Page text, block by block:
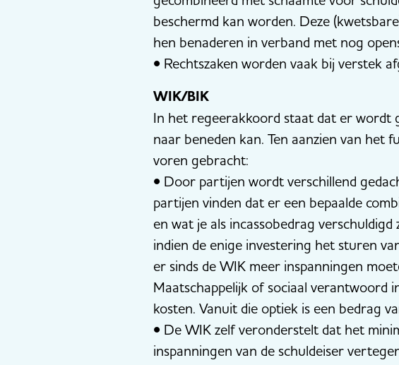
beschermd kan worden. Deze
hen benaderen in verband met nog
• Rechtszaken worden vaak bij verstek
WIK/BIK
In het regeerakkoord staat dat er wordt
naar beneden kan. Ten aanzien van het
voren gebracht:
• Door partijen wordt verschillend
partijen vinden dat er een bepaalde
en wat je als incassobedrag
indien de enige investering het sturen
er sinds de WIK meer inspanningen
Maatschappelijk of sociaal verantwoord
kosten. Vanuit die optiek is een bedrag
• De WIK zelf veronderstelt dat het
inspanningen van de schuldeiser